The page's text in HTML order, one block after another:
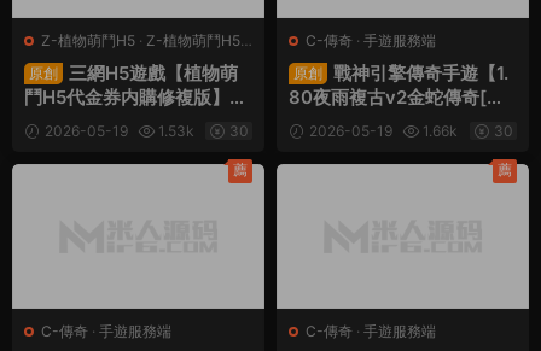
Z-植物萌鬥H5 · Z-植物萌鬥H5·
手遊服務端 ·頁遊服務端
原創
三網H5遊戲【植物萌
鬥H5代金券内購修複版】Li
nux手工服務端+管理後台+
CDK授權後台+安卓蘋果雙
端+視頻架設教程
2026-05-19 1.53k 30
C-傳奇 · 手遊服務端
原創
戰神引擎傳奇手遊【1.
80夜雨複古v2金蛇傳奇[白
豬7免受權版]】Win一鍵服
務端+安卓蘋果雙端+GM授
權物品後台+視頻架設教程
2026-05-19 1.66k 30
C-傳奇 · 手遊服務端
薦
C-傳奇 · 手遊服務端
薦